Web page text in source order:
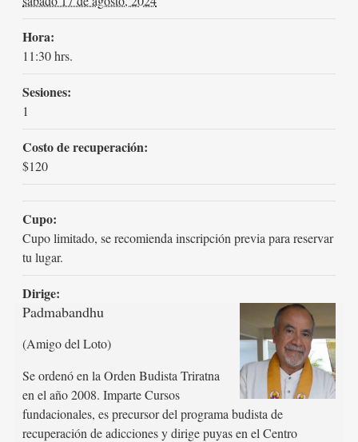
Hora:
11:30 hrs.
Sesiones:
1
Costo de recuperación:
$120
Cupo:
Cupo limitado, se recomienda inscripción previa para reservar
tu lugar.
Dirige:
Padmabandhu
(Amigo del Loto)
Se ordenó en la Orden Budista Triratna
en el año 2008. Imparte Cursos
fundacionales, es precursor del programa budista de
recuperación de adicciones y dirige puyas en el Centro